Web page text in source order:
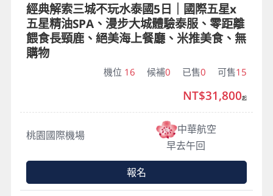
經典解索三城不玩水泰國5日｜國際五星x
五星精油SPA、漫步大城體驗泰服、零距離
餵食長頸鹿、絕美海上餐廳、米推美食、無
購物
機位 16 候補0 已售0 可售15
桃園國際機場
中華航空
早去午回
NT$31,800起
報名